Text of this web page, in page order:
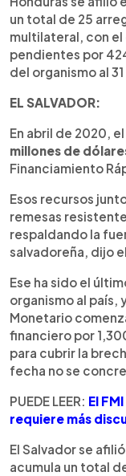
un total de 25
multilateral, con el
pendientes por
del organismo al
EL SALVADOR:
En abril de 2020,
millones de
Financiamiento
Esos recursos
remesas
respaldando la
salvadoreña, dijo
Ese ha sido el
organismo al país,
Monetario
financiero por
para cubrir la
fecha no se
PUEDE LEER: El
requiere más
El Salvador se
acumula un total